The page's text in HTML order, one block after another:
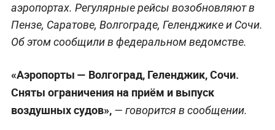
аэропортах. Регулярные рейсы возобновляют в
Пензе, Саратове, Волгограде, Геленджике и Сочи.
Об этом сообщили в федеральном ведомстве.
«Аэропорты — Волгоград, Геленджик, Сочи.
Сняты ограничения на приём и выпуск
воздушных судов»,— говорится в сообщении.